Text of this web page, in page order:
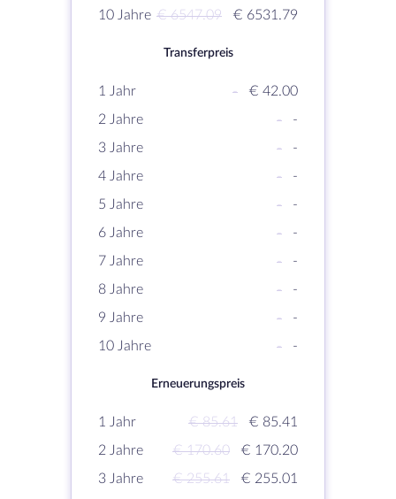
10 Jahre € 6547.09 € 6531.79
Transferpreis
1 Jahr -
€ 42.00
2 Jahre
-
-
3 Jahre
-
-
4 Jahre
-
-
5 Jahre
-
-
6 Jahre
-
-
7 Jahre
-
-
8 Jahre
-
-
9 Jahre
-
-
10 Jahre
- -
Erneuerungspreis
1 Jahr € 85.61
€ 85.41
2 Jahre
€ 170.60
€ 170.20
3 Jahre
€ 255.61
€ 255.01